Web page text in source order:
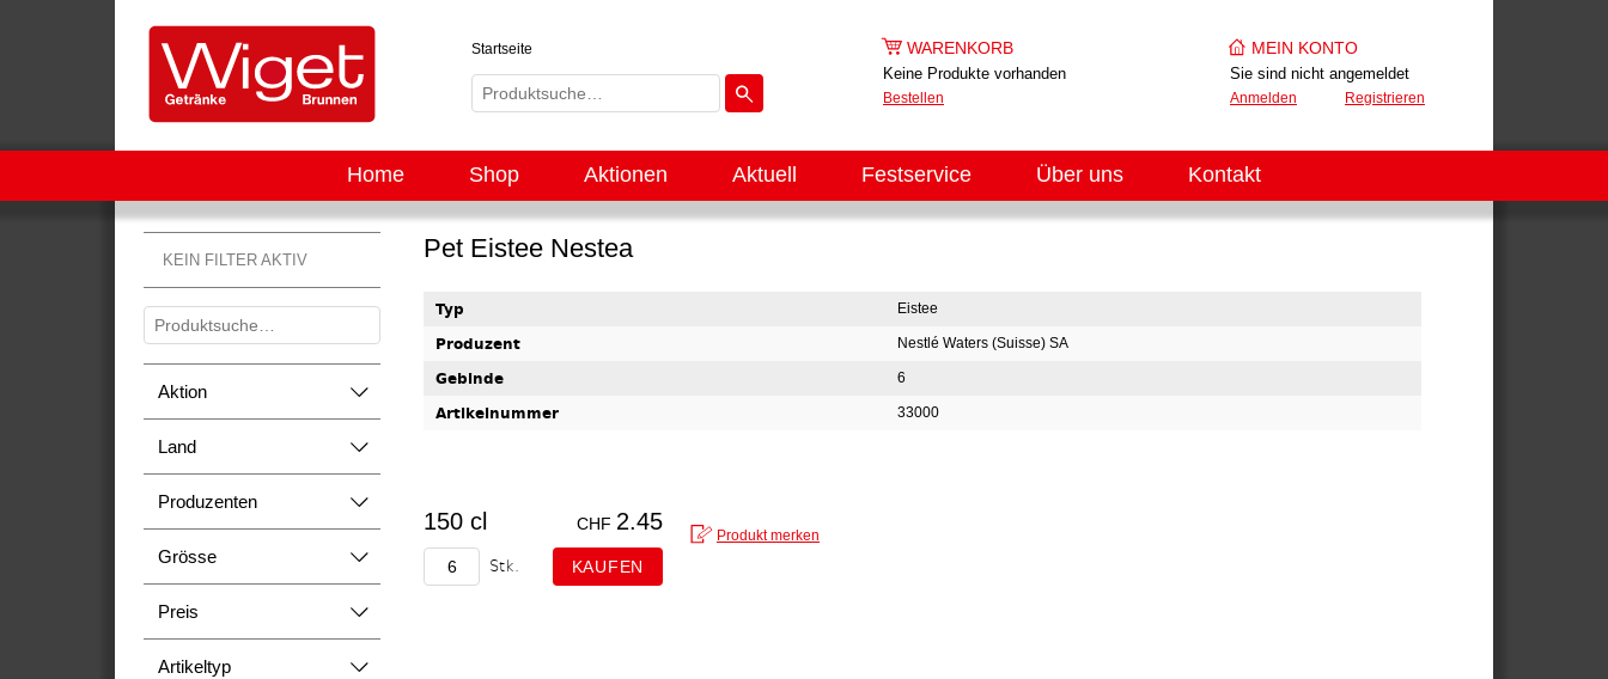
Startseite WARENKORB
Keine Produkte vorhanden
Bestellen
MEIN KONTO
Sie sind nicht angemeldet
Anmelden Registrieren
Home Shop Aktionen Aktuell Festservice Über uns Kontakt
KEIN FILTER AKTIV
Aktion
Land
Produzenten
Grösse
Preis
Artikeltyp
Pet Eistee Nestea
Typ Eistee
Produzent Nestlé Waters (Suisse) SA
Gebinde 6
Artikelnummer 33000
150 cl CHF 2.45
Stk.